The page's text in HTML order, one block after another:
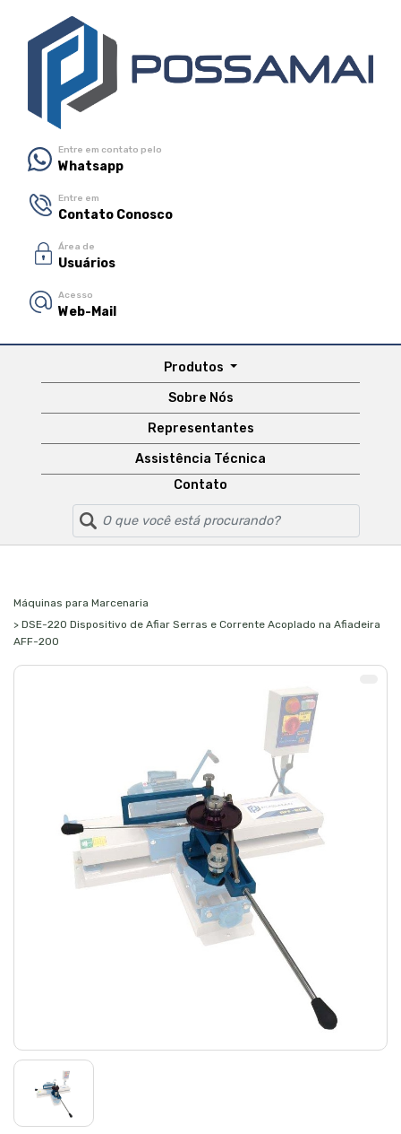
Entre em contato pelo
Whatsapp
Entre em
Contato Conosco
Área de
Usuários
Acesso
Web-Mail
Produtos
Sobre Nós
Representantes
Assistência Técnica
Contato
Máquinas para Marcenaria
> DSE-220 Dispositivo de Afiar Serras e Corrente Acoplado na Afiadeira
AFF-200